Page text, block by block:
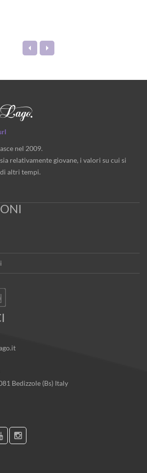
nel 2009.
relativamente giovane, i valori su cui si
altri tempi.
Bedizzole (Bs) Italy